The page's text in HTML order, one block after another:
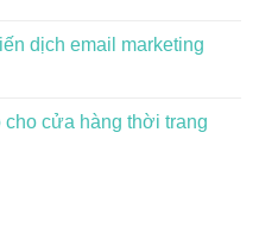
dịch email marketing
cho cửa hàng thời trang